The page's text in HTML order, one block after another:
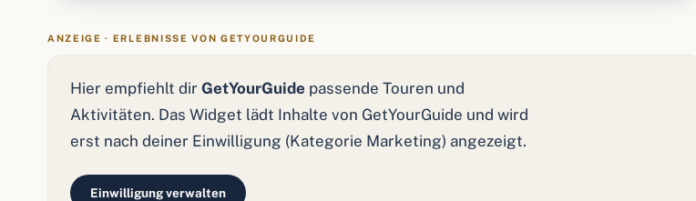
ANZEIGE · ERLEBNISSE VON GETYOURGUIDE
Hier empfiehlt dir GetYourGuide passende Touren und
Aktivitäten. Das Widget lädt Inhalte von GetYourGuide und wird
erst nach deiner Einwilligung (Kategorie Marketing) angezeigt.
Einwilligung verwalten